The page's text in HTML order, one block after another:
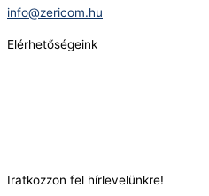
info@zericom.hu
Elérhetőségeink
Iratkozzon fel hírlevelünkre!